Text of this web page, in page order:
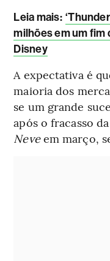
Leia mais:
milhões em um fim
Disney
A expectativa é
maioria dos
se um grande
após o fracasso
Neveem março,